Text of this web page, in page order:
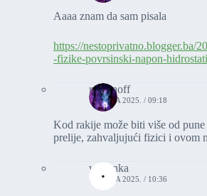
Aaaa znam da sam pisala
https://nestoprivatno.blogger.ba/
-fizike-povrsinski-napon-
romanoff
18. JULA 2025. / 09:18
Kod rakije može biti više od pune
prelije, zahvaljujući fizici i ovom
vasionka
18. JULA 2025. / 10:36